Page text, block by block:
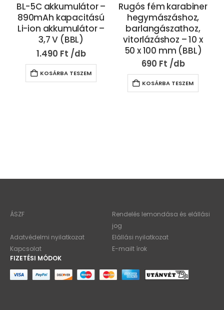
BL-5C akkumulátor –
890mAh kapacitású
Li-ion akkumulátor –
3,7 V (BBL)
1.490 Ft
KOSÁRBA TESZEM
Rugós fém karabiner
hegymászáshoz,
barlangászathoz,
vitorlázáshoz – 10 x
50 x 100 mm (BBL)
690 Ft
KOSÁRBA TESZEM
ÁSZF
Rendelés lemondása és elállási
jog
Adatvédelmi nyilatkozat
Elállási nyilatkozat
Kapcsolat
E-mailt írok
FIZETÉSI MÓDOK